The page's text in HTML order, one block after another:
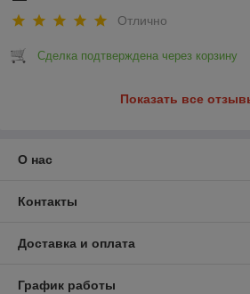
Отлично
Сделка подтверждена через корзину
Показать все
О нас
Контакты
Доставка и оплата
График работы